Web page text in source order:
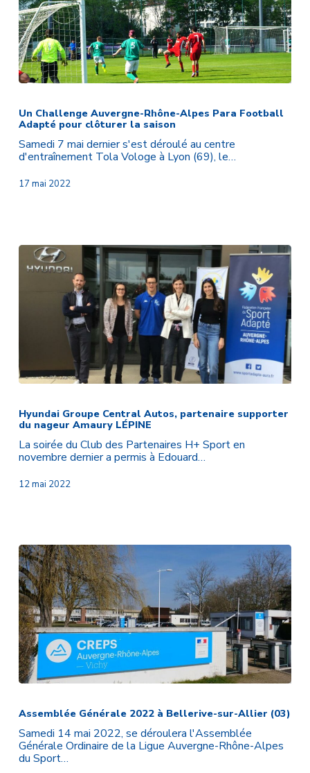
Auvergne-
Rhône-
Alpes
Para
Football
Adapté
pour
Un Challenge Auvergne-Rhône-Alpes Para Football
Adapté pour clôturer la saison
Samedi 7 mai dernier s'est déroulé au centre
d'entraînement Tola Vologe à Lyon (69), le…
17 mai 2022
Hyundai
Central
Autos,
partenaire
supporter
du
nageur
Amaury
Hyundai Groupe Central Autos, partenaire supporter
du nageur Amaury LÉPINE
La soirée du Club des Partenaires H+ Sport en
novembre dernier a permis à Edouard…
12 mai 2022
2022
à
Bellerive-
sur-
Allier
Assemblée Générale 2022 à Bellerive-sur-Allier (03)
Samedi 14 mai 2022, se déroulera l'Assemblée
Générale Ordinaire de la Ligue Auvergne-Rhône-Alpes
du Sport…